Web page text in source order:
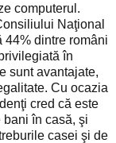
computerul.
Naţional
44% dintre români
în
sunt avantajate,
Cu ocazia
cred că este
bani în casă, şi
casei şi de